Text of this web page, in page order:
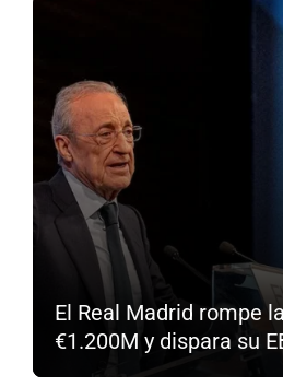
El Real Madrid rompe
€1.200M y dispara su